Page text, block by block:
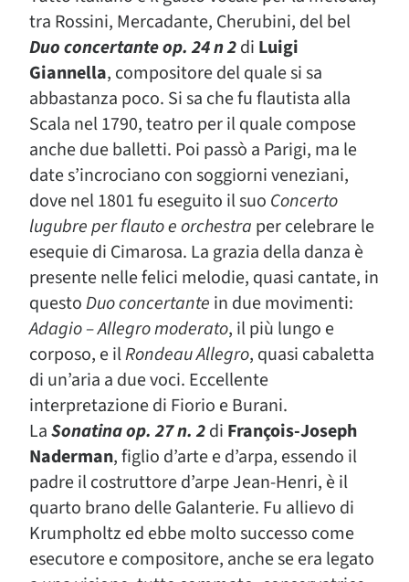
tra Rossini, Mercadante, Cherubini, del bel
Duo concertante op. 24 n 2di Luigi
Giannella, compositore del quale si sa
abbastanza poco. Si sa che fu flautista alla
Scala nel 1790, teatro per il quale compose
anche due balletti. Poi passò a Parigi, ma le
date s’incrociano con soggiorni veneziani,
dove nel 1801 fu eseguito il suo Concerto
lugubre per flauto e orchestra per celebrare le
esequie di Cimarosa. La grazia della danza è
presente nelle felici melodie, quasi cantate, in
questoDuo concertante in due movimenti:
Adagio – Allegro moderato, il più lungo e
corposo, e ilRondeau Allegro, quasi cabaletta
di un’aria a due voci. Eccellente
interpretazione di Fiorio e Burani.
LaSonatina op. 27 n. 2di François-Joseph
Naderman, figlio d’arte e d’arpa, essendo il
padre il costruttore d’arpe Jean-Henri, è il
quarto brano delle Galanterie. Fu allievo di
Krumpholtz ed ebbe molto successo come
esecutore e compositore, anche se era legato